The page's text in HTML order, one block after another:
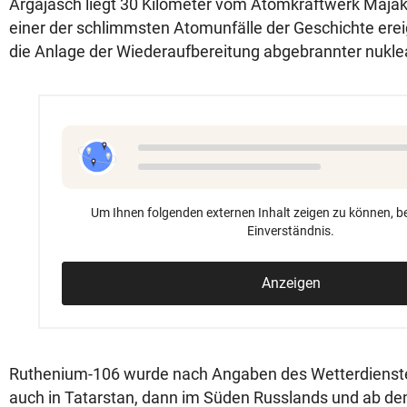
Argajasch liegt 30 Kilometer vom Atomkraftwerk
einer der schlimmsten Atomunfälle der Geschichte
die Anlage der Wiederaufbereitung abgebrannter
Um Ihnen folgenden externen Inhalt zeigen zu können,
Einverständnis.
Anzeigen
Ruthenium-106 wurde nach Angaben des
auch in Tatarstan, dann im Süden Russlands und ab